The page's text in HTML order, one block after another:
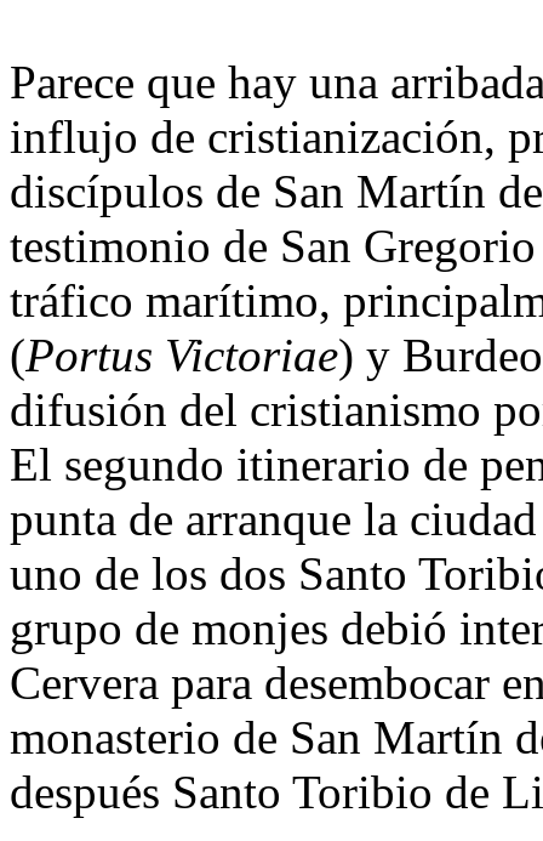
Parece que hay una
influjo de cristianización,
discípulos de San Martín
testimonio de San
tráfico marítimo,
(Portus Victoriae) y
difusión del cristianismo
El segundo itinerario de
punta de arranque la
uno de los dos Santo
grupo de monjes debió
Cervera para desembocar
monasterio de San Martín
después Santo Toribio de